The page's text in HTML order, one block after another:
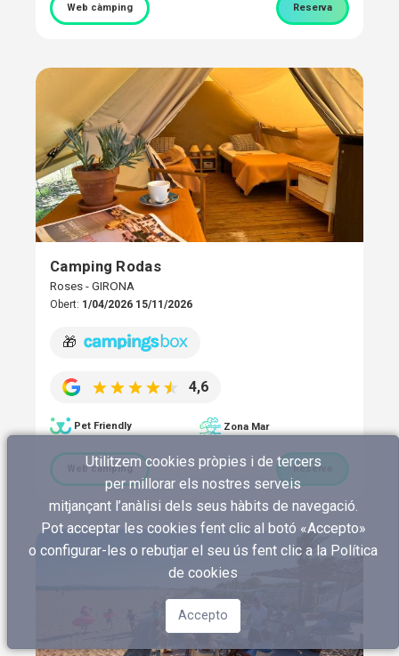
Web càmping Reserva
Camping Rodas
Roses - GIRONA
Obert: 1/04/2026 15/11/2026
🎁
4,6
Pet Friendly Zona Mar
Web càmping Reserva
Utilitzem cookies pròpies i de tercers
per millorar els nostres serveis
mitjançant l’anàlisi dels seus hàbits de navegació.
Pot acceptar les cookies fent clic al botó «Accepto»
o configurar-les o rebutjar el seu ús fent clic a la Política
de cookies
Accepto